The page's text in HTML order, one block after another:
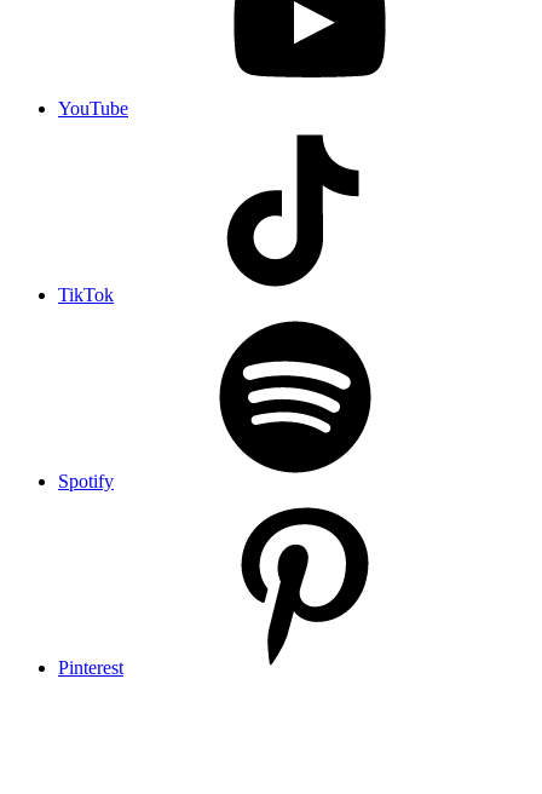
YouTube
TikTok
Spotify
Pinterest